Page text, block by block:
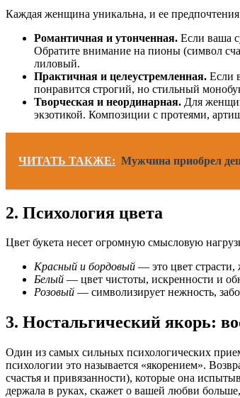
Каждая женщина уникальна, и ее
Романтичная и утонченная. Если ваша
Обратите внимание на пионы (символ
лиловый.
Практичная и целеустремленная. Если
понравится строгий, но стильный
Творческая и неординарная. Для
экзотикой. Композиции с протеями,
ЧИТАТЬ ТАКЖЕ: Мужчина приобрел
2. Психология цвета
Цвет букета несет огромную смысловую
Красный и бордовый — это цвет
Белый — цвет чистоты, искренности и
Розовый — символизирует нежность,
3. Ностальгический якорь:
Один из самых сильных психологических
психологии это называется «якорением».
счастья и привязанности), которые она
держала в руках, скажет о вашей любви